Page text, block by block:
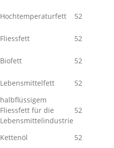
Hochtemperaturfett 52
Fliessfett 52
Biofett 52
Lebensmittelfett 52
halbflüssigem
Fliessfett für die
Lebensmittelindustrie
52
Kettenöl 52